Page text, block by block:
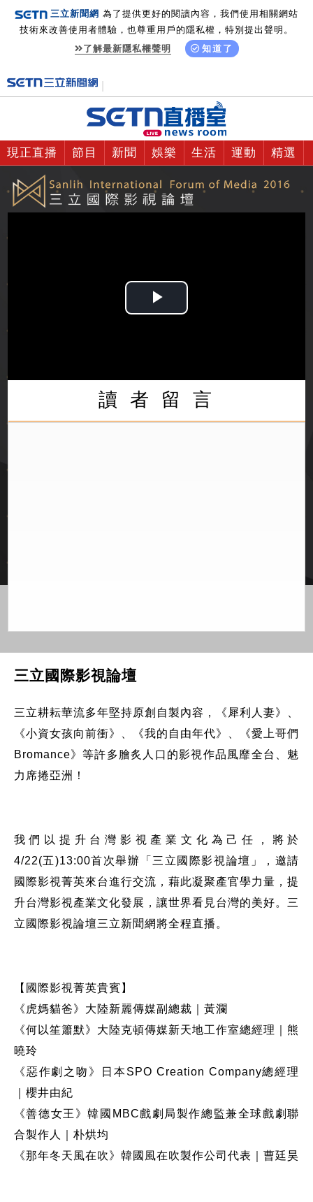
三立新聞網 為了提供更好的閱讀內容，我們使用相關網站
技術來改善使用者體驗，也尊重用戶的隱私權，特別提出聲明。
了解最新隱私權聲明
知道了
現正直播 節目 新聞 娛樂 生活 運動 精選
Play
讀 者 留 言
三立國際影視論壇
三立耕耘華流多年堅持原創自製內容，《犀利人妻》、
《小資女孩向前衝》、《我的自由年代》、《愛上哥們
Bromance》等許多膾炙人口的影視作品風靡全台、魅
力席捲亞洲！
我們以提升台灣影視產業文化為己任，將於
4/22(五)13:00首次舉辦「三立國際影視論壇」，邀請
國際影視菁英來台進行交流，藉此凝聚產官學力量，提
升台灣影視產業文化發展，讓世界看見台灣的美好。三
立國際影視論壇三立新聞網將全程直播。
【國際影視菁英貴賓】
《虎媽貓爸》大陸新麗傳媒副總裁｜黃瀾
《何以笙簫默》大陸克頓傳媒新天地工作室總經理｜熊
曉玲
《惡作劇之吻》日本SPO Creation Company總經理
｜櫻井由紀
《善德女王》韓國MBC戲劇局製作總監兼全球戲劇聯
合製作人｜朴烘均
《那年冬天風在吹》韓國風在吹製作公司代表｜曹廷昊